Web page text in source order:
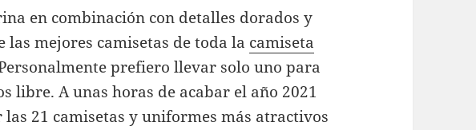
en combinación con detalles dorados y
las mejores camisetas de toda la camiseta
prefiero llevar solo uno para
libre. A unas horas de acabar el año 2021
21 camisetas y uniformes más atractivos